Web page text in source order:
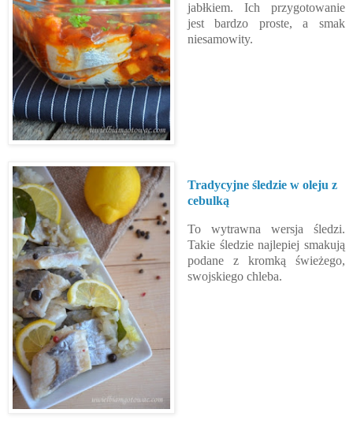
jabłkiem. Ich przygotowanie
jest bardzo proste, a smak
niesamowity.
Tradycyjne śledzie w oleju z
cebulką
To wytrawna wersja śledzi.
Takie śledzie najlepiej smakują
podane z kromką świeżego,
swojskiego chleba.